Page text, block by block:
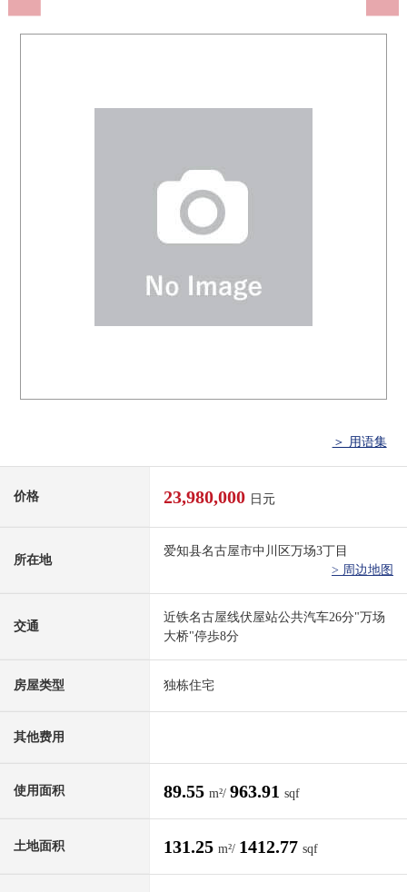
＞ 用语集
价格 23,980,000 日元
所在地
爱知县名古屋市中川区万场3丁目
> 周边地图
交通
近铁名古屋线伏屋站公共汽车26分"万场
大桥"停歩8分
房屋类型 独栋住宅
其他费用
使用面积 89.55 m²/ 963.91 sqf
土地面积 131.25 m²/ 1412.77 sqf